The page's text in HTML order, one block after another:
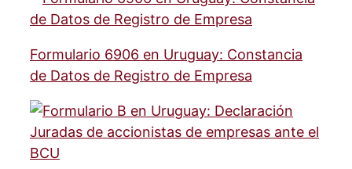
Formulario 6906 en Uruguay: Constancia
de Datos de Registro de Empresa